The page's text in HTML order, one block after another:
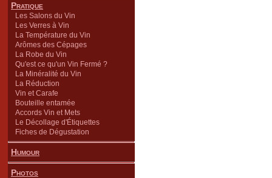
Pratique
Les Salons du Vin
Les Verres à Vin
La Température du Vin
Arômes des Cépages
La Robe du Vin
Qu'est ce qu'un Vin Fermé ?
La Minéralité du Vin
La Réduction
Vin et Carafe
Bouteille entamée
Accords Vin et Mets
Le Décollage d'Étiquettes
Fiches de Dégustation
Humour
Photos